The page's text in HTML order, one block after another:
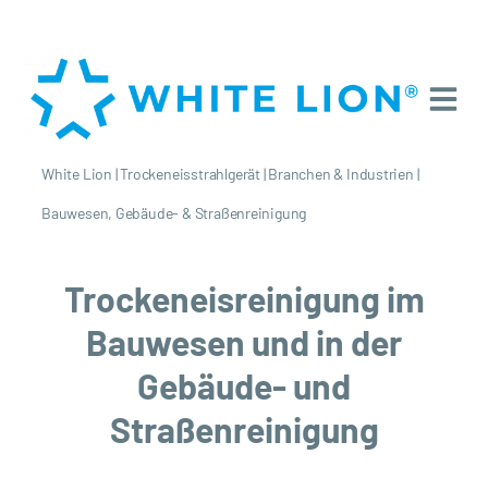
White Lion |Trockeneisstrahlgerät|Branchen & Industrien |
Bauwesen, Gebäude- & Straßenreinigung
Trockeneisreinigung im
Bauwesen und in der
Gebäude- und
Straßenreinigung